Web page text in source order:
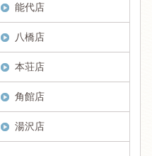
能代店
八橋店
本荘店
角館店
湯沢店